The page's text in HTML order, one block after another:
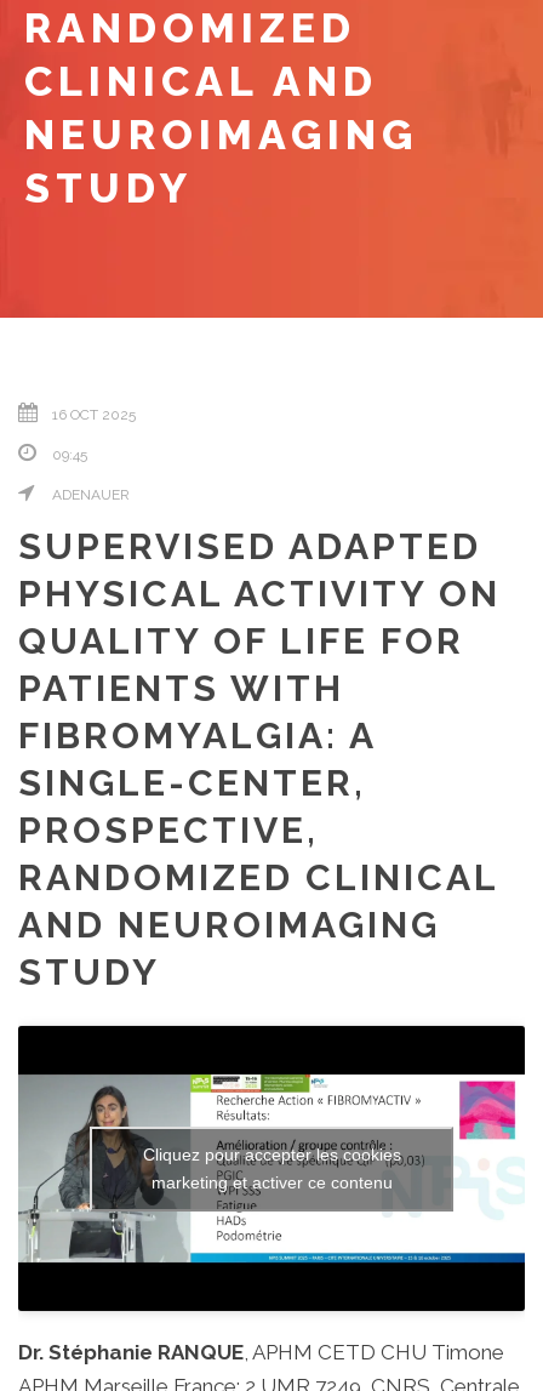
RANDOMIZED
CLINICAL AND
NEUROIMAGING
STUDY
16 OCT 2025
09:45
ADENAUER
SUPERVISED ADAPTED
PHYSICAL ACTIVITY ON
QUALITY OF LIFE FOR
PATIENTS WITH
FIBROMYALGIA: A
SINGLE-CENTER,
PROSPECTIVE,
RANDOMIZED CLINICAL
AND NEUROIMAGING
STUDY
Cliquez pour accepter les cookies
marketing et activer ce contenu
Dr. Stéphanie RANQUE, APHM CETD CHU Timone